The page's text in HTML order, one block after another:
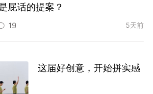
屁话的提案？
19 5天前
这届好创意，开始拼实感